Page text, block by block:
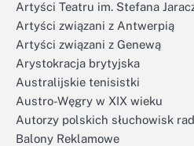
Artyści Teatru im. Stefana
Artyści związani z Antwerpią
Artyści związani z Genewą
Arystokracja brytyjska
Australijskie tenisistki
Austro-Węgry w XIX wieku
Autorzy polskich słuchowisk
Balony Reklamowe